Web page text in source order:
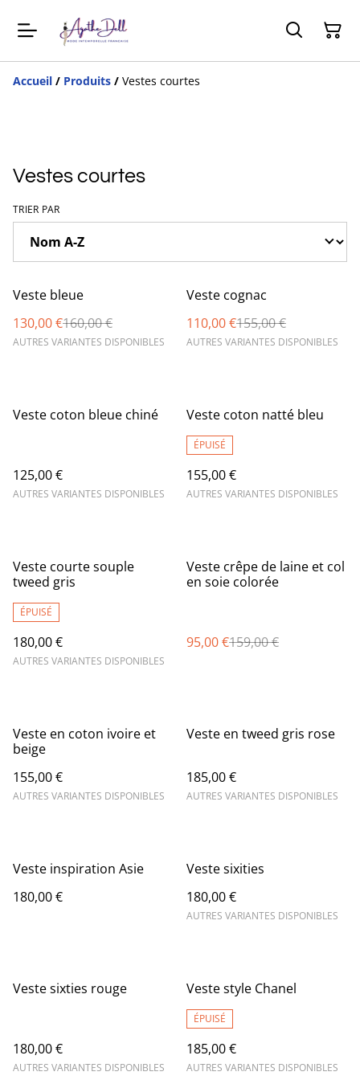
Accueil / Produits / Vestes courtes
Vestes courtes
TRIER PAR
%
Veste bleue
130,00 €160,00 €
AUTRES VARIANTES DISPONIBLES
%
Veste cognac
110,00 €155,00 €
AUTRES VARIANTES DISPONIBLES
Veste coton bleue chiné
125,00 €
AUTRES VARIANTES DISPONIBLES
Veste coton natté bleu
ÉPUISÉ
155,00 €
AUTRES VARIANTES DISPONIBLES
Veste courte souple
tweed gris
ÉPUISÉ
180,00 €
AUTRES VARIANTES DISPONIBLES
%
Veste crêpe de laine et col
en soie colorée
95,00 €159,00 €
Veste en coton ivoire et
beige
155,00 €
AUTRES VARIANTES DISPONIBLES
Veste en tweed gris rose
185,00 €
AUTRES VARIANTES DISPONIBLES
Veste inspiration Asie
180,00 €
Veste sixities
180,00 €
AUTRES VARIANTES DISPONIBLES
Veste sixties rouge
180,00 €
AUTRES VARIANTES DISPONIBLES
Veste style Chanel
ÉPUISÉ
185,00 €
AUTRES VARIANTES DISPONIBLES